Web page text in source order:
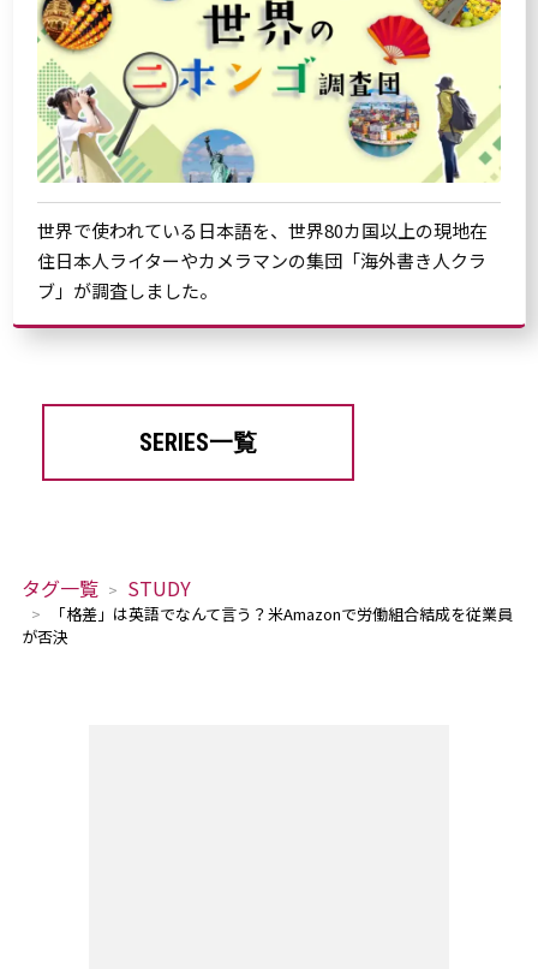
世界で使われている日本語を、世界80カ国以上の現地在
住日本人ライターやカメラマンの集団「海外書き人クラ
ブ」が調査しました。
SERIES一覧
タグ一覧 STUDY
「格差」は英語でなんて言う？米Amazonで労働組合結成を従業員
が否決